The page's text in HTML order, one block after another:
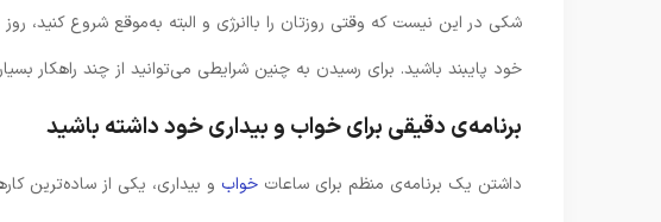
شکی در این نیست که وقتی روزتان را باانرژی و البته به‌موقع شروع کنید،
خود پایبند باشید. برای رسیدن به چنین شرایطی می‌توانید از چند راهکار
برنامه‌ی دقیقی برای خواب و بیداری خود داشته باشید
داشتن یک برنامه‌ی منظم برای ساعات خواب و بیداری، یکی از ساده‌ترین